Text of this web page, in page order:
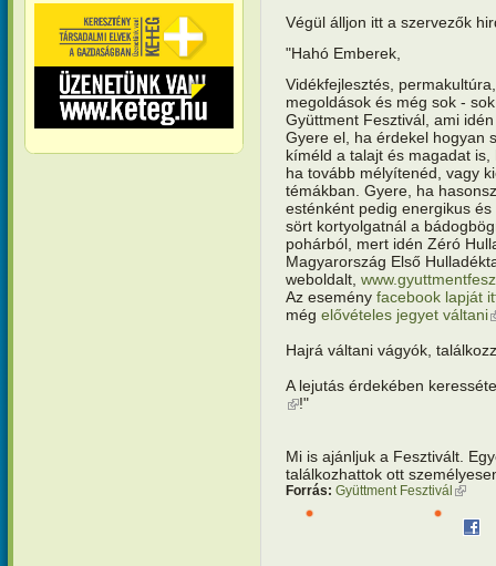
Végül álljon itt a szervezők
"Hahó Emberek,
Vidékfejlesztés,
megoldások és még sok -
Gyüttment Fesztivál, ami
Gyere el, ha érdekel hogyan
kíméld a talajt és magadat
ha tovább mélyítenéd, vagy
témákban. Gyere, ha
esténként pedig energikus
sört kortyolgatnál a
pohárból, mert idén Zéró
Magyarország Első
weboldalt,
Az esemény facebook lapját
még elővételes jegyet váltani
Hajrá váltani vágyók,
A lejutás érdekében
(külső hivatkozás)
!"
Mi is ajánljuk a Fesztivált.
találkozhattok ott
Forrás: Gyüttment Fesztivál (külső